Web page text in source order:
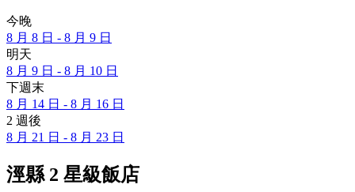
今晚
8 月 8 日 - 8 月 9 日
明天
8 月 9 日 - 8 月 10 日
下週末
8 月 14 日 - 8 月 16 日
2 週後
8 月 21 日 - 8 月 23 日
涇縣 2 星級飯店